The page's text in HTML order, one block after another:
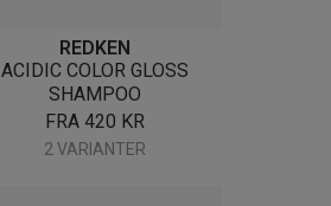
REDKEN
ACIDIC COLOR GLOSS
SHAMPOO
FRA 420 KR
2 VARIANTER